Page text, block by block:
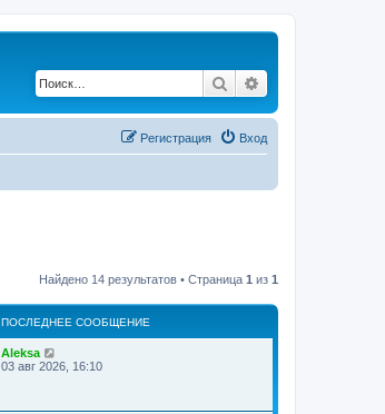
Поиск
Вход
Регистрация
Найдено 14 результатов • Страница 1 из 1
ПОСЛЕДНЕЕ СООБЩЕНИЕ
Aleksa
03 авг 2026, 16:10